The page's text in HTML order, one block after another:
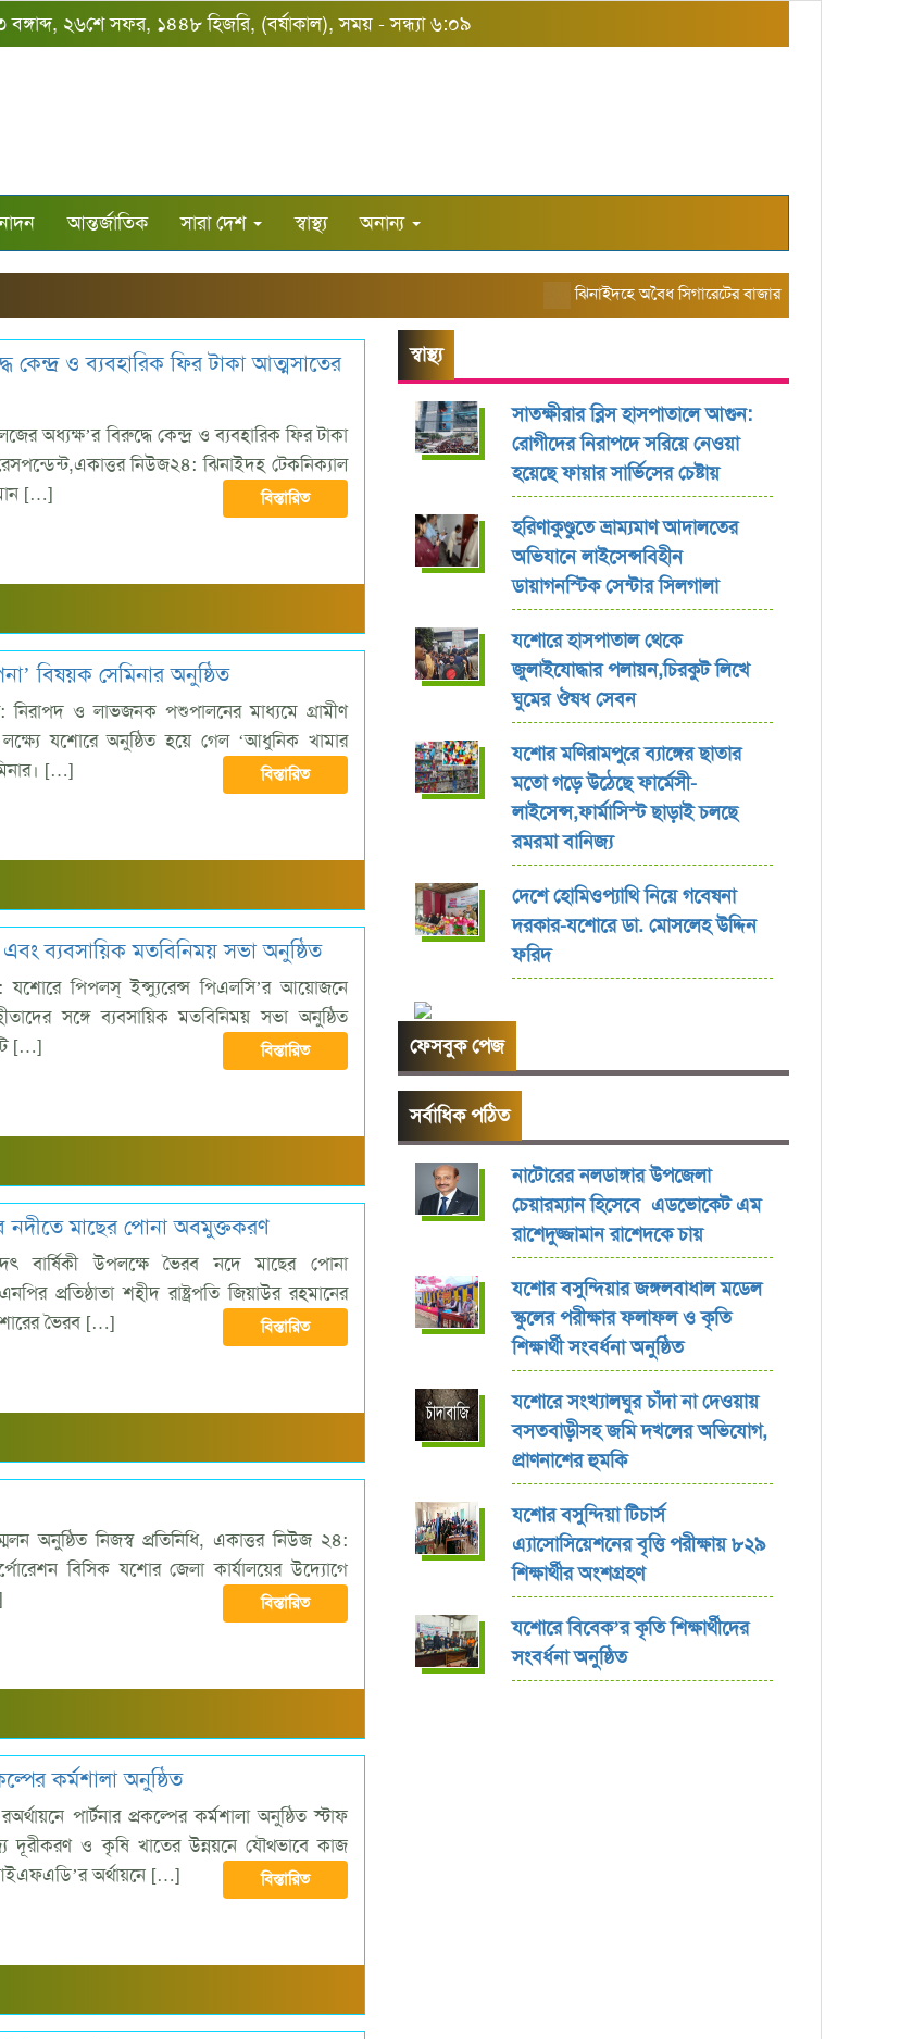
২৬শে সফর, ১৪৪৮ হিজরি, (বর্ষাকাল), সময় - সন্ধ্যা ৬:০৯
আন্তর্জাতিক সারা দেশ স্বাস্থ্য অনান্য
ঝিনাইদহে অবৈধ সিগারেটের বাজার তৈরি করছে এরিয়া
কেন্দ্র ও ব্যবহারিক ফির টাকা আত্মসাতের
অধ্যক্ষ’র বিরুদ্ধে কেন্দ্র ও ব্যবহারিক ফির টাকা
নিউজ২৪: ​ঝিনাইদহ টেকনিক্যাল
[…]
বিস্তারিত
বিষয়ক সেমিনার অনুষ্ঠিত
ও লাভজনক পশুপালনের মাধ্যমে গ্রামীণ
যশোরে অনুষ্ঠিত হয়ে গেল ‘আধুনিক খামার
[…]
বিস্তারিত
ব্যবসায়িক মতবিনিময় সভা অনুষ্ঠিত
যশোরে পিপলস্ ইন্স্যুরেন্স পিএলসি’র আয়োজনে
সঙ্গে ব্যবসায়িক মতবিনিময় সভা অনুষ্ঠিত
[…]
বিস্তারিত
নদীতে মাছের পোনা অবমুক্তকরণ
বার্ষিকী উপলক্ষে ভৈরব নদে মাছের পোনা
প্রতিষ্ঠাতা শহীদ রাষ্ট্রপতি জিয়াউর রহমানের
ভৈরব […]
বিস্তারিত
অনুষ্ঠিত নিজস্ব প্রতিনিধি, একাত্তর নিউজ ২৪:
বিসিক যশোর জেলা কার্যালয়ের উদ্যোগে
বিস্তারিত
কর্মশালা অনুষ্ঠিত
পার্টনার প্রকল্পের কর্মশালা অনুষ্ঠিত স্টাফ
দূরীকরণ ও কৃষি খাতের উন্নয়নে যৌথভাবে কাজ
অর্থায়নে […]
বিস্তারিত
স্বাস্থ্য
সাতক্ষীরার ব্লিস হাসপাতালে আগুন:
রোগীদের নিরাপদে সরিয়ে নেওয়া
হয়েছে ফায়ার সার্ভিসের চেষ্টায়
হরিণাকুণ্ডুতে ভ্রাম্যমাণ আদালতের
অভিযানে লাইসেন্সবিহীন
ডায়াগনস্টিক সেন্টার সিলগালা
যশোরে হাসপাতাল থেকে
জুলাইযোদ্ধার পলায়ন,চিরকুট লিখে
ঘুমের ঔষধ সেবন
যশোর ‎মণিরামপুরে ব্যাঙ্গের ছাতার
মতো গড়ে উঠেছে ফার্মেসী-
লাইসেন্স,ফার্মাসিস্ট ছাড়াই চলছে
রমরমা বানিজ্য ‎
দেশে হোমিওপ্যাথি নিয়ে গবেষনা
দরকার-যশোরে ডা. মোসলেহ উদ্দিন
ফরিদ
ফেসবুক পেজ
সর্বাধিক পঠিত
নাটোরের নলডাঙ্গার উপজেলা
চেয়ারম্যান হিসেবে এডভোকেট এম
রাশেদুজ্জামান রাশেদকে চায়
যশোর বসুন্দিয়ার জঙ্গলবাধাল মডেল
স্কুলের পরীক্ষার ফলাফল ও কৃতি
শিক্ষার্থী সংবর্ধনা অনুষ্ঠিত
যশোরে সংখ্যালঘুর চাঁদা না দেওয়ায়
বসতবাড়ীসহ জমি দখলের অভিযোগ,
প্রাণনাশের হুমকি
যশোর বসুন্দিয়া টিচার্স
এ্যাসোসিয়েশনের বৃত্তি পরীক্ষায় ৮২৯
শিক্ষার্থীর অংশগ্রহণ
যশোরে বিবেক’র কৃতি শিক্ষার্থীদের
সংবর্ধনা অনুষ্ঠিত